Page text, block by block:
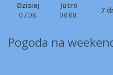
Dzisiaj
07.08.
Jutro
08.08.
7
Pogoda na